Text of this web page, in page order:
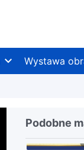
Wystawa
Podobne